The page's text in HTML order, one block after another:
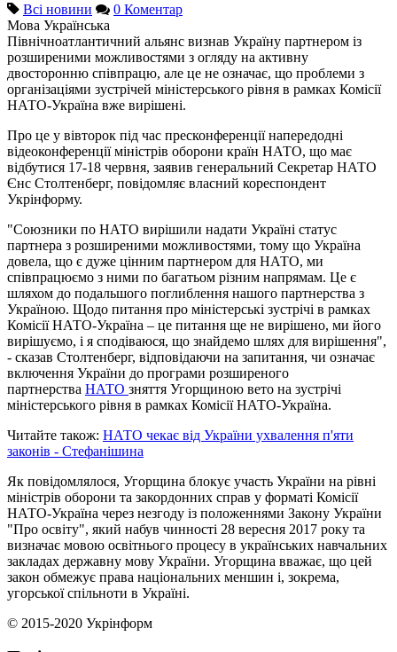
Всі новини
0 Коментар
Мова Українська
Північноатлантичний альянс визнав Україну партнером із
розширеними можливостями з огляду на активну
двосторонню співпрацю, але це не означає, що проблеми з
організаціями зустрічей міністерського рівня в рамках Комісії
НАТО-Україна вже вирішені.
Про це у вівторок під час пресконференції напередодні
відеоконференції міністрів оборони країн НАТО, що має
відбутися 17-18 червня, заявив генеральний Секретар НАТО
Єнс Столтенберг, повідомляє власний кореспондент
Укрінформу.
"Союзники по НАТО вирішили надати Україні статус
партнера з розширеними можливостями, тому що Україна
довела, що є дуже цінним партнером для НАТО, ми
співпрацюємо з ними по багатьом різним напрямам. Це є
шляхом до подальшого поглиблення нашого партнерства з
Україною. Щодо питання про міністерські зустрічі в рамках
Комісії НАТО-Україна – це питання ще не вирішено, ми його
вирішуємо, і я сподіваюся, що знайдемо шлях для вирішення",
- сказав Столтенберг, відповідаючи на запитання, чи означає
включення України до програми розширеного
партнерства НАТО зняття Угорщиною вето на зустрічі
міністерського рівня в рамках Комісії НАТО-Україна.
Читайте також: НАТО чекає від України ухвалення п'яти
законів - Стефанішина
Як повідомлялося, Угорщина блокує участь України на рівні
міністрів оборони та закордонних справ у форматі Комісії
НАТО-Україна через незгоду із положеннями Закону України
"Про освіту", який набув чинності 28 вересня 2017 року та
визначає мовою освітнього процесу в українських навчальних
закладах державну мову України. Угорщина вважає, що цей
закон обмежує права національних меншин і, зокрема,
угорської спільноти в Україні.
© 2015-2020 Укрінформ